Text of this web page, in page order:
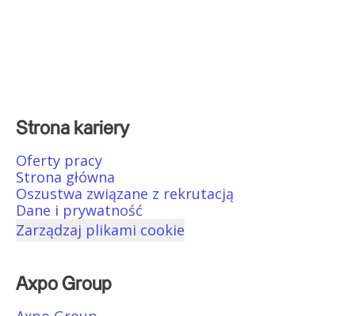
Strona kariery
Oferty pracy
Strona główna
Oszustwa związane z rekrutacją
Dane i prywatność
Zarządzaj plikami cookie
Axpo Group